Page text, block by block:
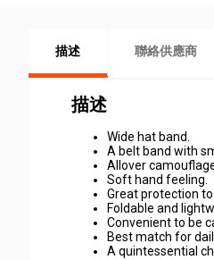
描述 聯絡供應商
描述
Wide hat band.
A belt band with
Allover
Soft hand feeling.
Great protection
Foldable and
Convenient to be
Best match for
A quintessential